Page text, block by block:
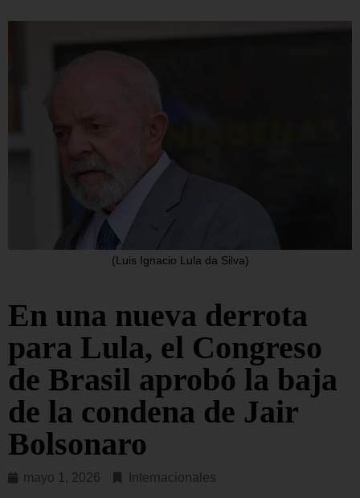
(Luis Ignacio Lula da Silva)
En una nueva derrota
para Lula, el Congreso
de Brasil aprobó la baja
de la condena de Jair
Bolsonaro
mayo 1, 2026 Internacionales